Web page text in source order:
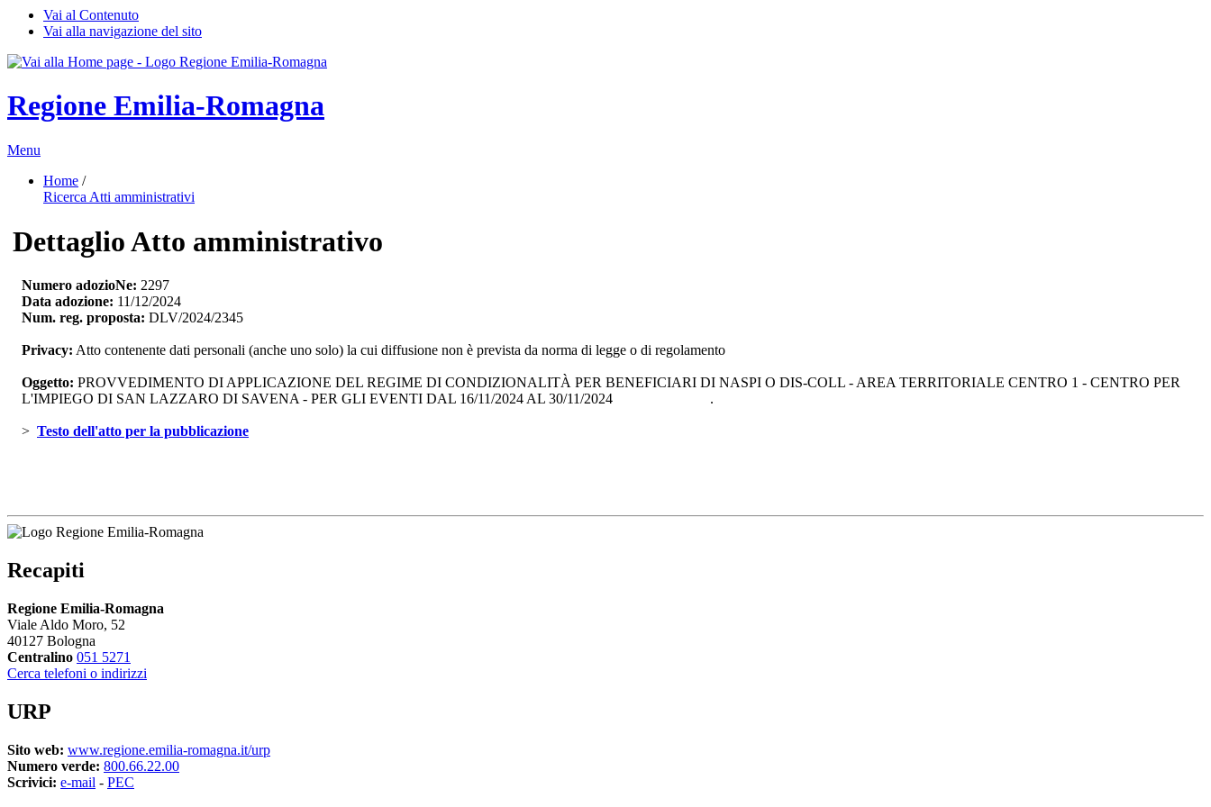
Vai al Contenuto
Vai alla navigazione del sito
Regione Emilia-Romagna
Menu
Home /
Ricerca Atti amministrativi
Dettaglio Atto amministrativo
Numero adozioNe: 2297
Data adozione: 11/12/2024
Num. reg. proposta: DLV/2024/2345
Privacy: Atto contenente dati personali (anche uno solo) la cui diffusione non è prevista da norma di legge o di regolamento
Oggetto: PROVVEDIMENTO DI APPLICAZIONE DEL REGIME DI CONDIZIONALITÀ PER BENEFICIARI DI NASPI O DIS-COLL - AREA TERRITORIALE CENTRO 1 - CENTRO PER
L'IMPIEGO DI SAN LAZZARO DI SAVENA - PER GLI EVENTI DAL 16/11/2024 AL 30/11/2024 .
> Testo dell'atto per la pubblicazione
Recapiti
Regione Emilia-Romagna
Viale Aldo Moro, 52
40127 Bologna
Centralino 051 5271
Cerca telefoni o indirizzi
URP
Sito web: www.regione.emilia-romagna.it/urp
Numero verde: 800.66.22.00
Scrivici: e-mail - PEC